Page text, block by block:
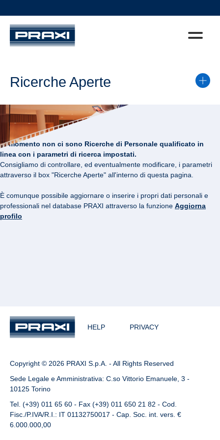
Ricerche Aperte
Al momento non ci sono Ricerche di Personale qualificato in
linea con i parametri di ricerca impostati.
Consigliamo di controllare, ed eventualmente modificare, i parametri
attraverso il box "Ricerche Aperte" all'interno di questa pagina.
È comunque possibile aggiornare o inserire i propri dati personali e
professionali nel database PRAXI attraverso la funzione Aggiorna
profilo
HELP PRIVACY
Copyright © 2026 PRAXI S.p.A. - All Rights Reserved
Sede Legale e Amministrativa: C.so Vittorio Emanuele, 3 -
10125 Torino
Tel. (+39) 011 65 60 - Fax (+39) 011 650 21 82 - Cod.
Fisc./P.IVA/R.I.: IT 01132750017 - Cap. Soc. int. vers. €
6.000.000,00